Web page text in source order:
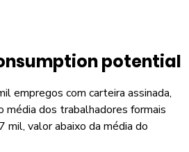
potential
empregos com carteira assinada,
média dos trabalhadores formais
mil, valor abaixo da média do